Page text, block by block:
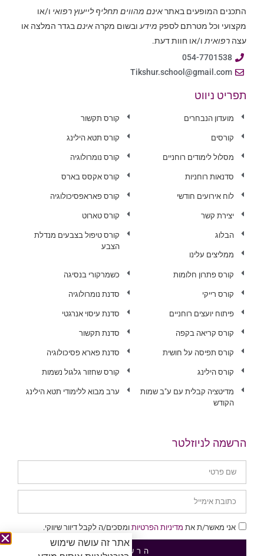
התכנים המופעים באתראינם מהווים תחליף לייעוץ רפואי ו/או
מקצועי וכל מטרתם לספק מידע ובשום מקרה אינםבגדר המלצה או
עצה רפואית ו/או חוות דעת.
054-7701538
Tikshur.school@gmail.com
תפריט ניווט
מועדון הנבחרים
קורסים
מסלול לימודים רוחניים
סדנאות רוחניות
לוח אירועים חודשי
יצירת קשר
הבלוג
ממליצים עלינו
קורס תקשור
קורס תטא הילינג
קורס נומרולוגיה
קורס אקסס בארס
קורס פאראפסיכולוגיה
קורס טארוט
קורס טיפול בצבעים מנדלת
הצבע
קורס פתרון חלומות
קורס רייקי
פיתוח יועצים רוחניים
קורס קריאה בקפה
קורס תפיסה על חושית
קורס הילינג
מדיטציה קבלית עם ע"ב שמות
הקודש
כשמרקורי בנסיגה
סדנת נומרולוגיה
סדנת עיסוי אנרגטי
סדנת תקשור
סדנת פארא פסיכולוגיה
קורס שחזור גלגול נשמות
ערב מבוא ללימודי תטא הילינג
הרשמה לניוזלטר
אני מאשר/ת את מדיניות הפרטיות ומסכים/ה לקבל דיוור שיווקי.
הרשמה
אתר זה עושה שימוש